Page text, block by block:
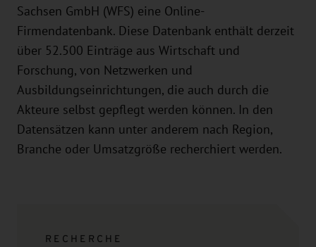
Sachsen GmbH (WFS) eine Online-
Firmendatenbank. Diese Datenbank enthält derzeit
über 52.500 Einträge aus Wirtschaft und
Forschung, von Netzwerken und
Ausbildungseinrichtungen, die auch durch die
Akteure selbst gepflegt werden können. In den
Datensätzen kann unter anderem nach Region,
Branche oder Umsatzgröße recherchiert werden.
RECHERCHE